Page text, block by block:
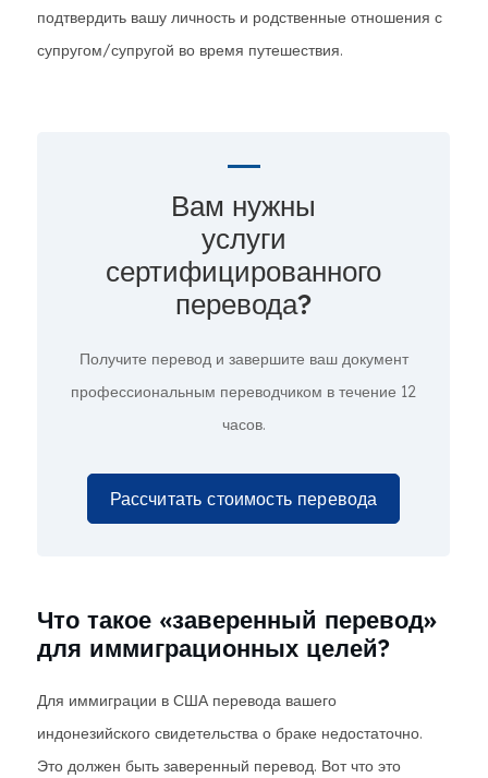
подтвердить вашу личность и родственные отношения с
супругом/супругой во время путешествия.
Вам нужны
услуги
сертифицированного
перевода?
Получите перевод и завершите ваш документ
профессиональным переводчиком в течение 12
часов.
Рассчитать стоимость перевода
Что такое «заверенный перевод»
для иммиграционных целей?
Для иммиграции в США перевода вашего
индонезийского свидетельства о браке недостаточно.
Это должен быть заверенный перевод. Вот что это